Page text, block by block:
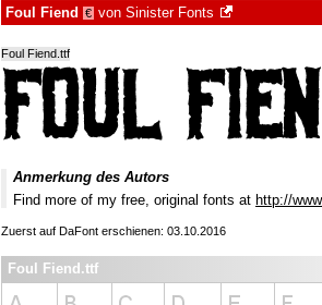
Foul Fiend € von Sinister Fonts
Foul Fiend.ttf
Anmerkung des Autors
Find more of my free, original fonts at http://
Zuerst auf DaFont erschienen: 03.10.2016
Foul Fiend.ttf